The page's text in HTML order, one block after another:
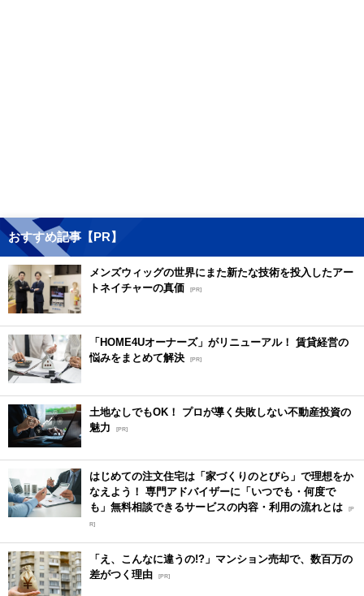
おすすめ記事【PR】
メンズウィッグの世界にまた新たな技術を投入したアー
トネイチャーの真価
[PR]
「HOME4Uオーナーズ」がリニューアル！ 賃貸経営の
悩みをまとめて解決 [PR]
土地なしでもOK！ プロが導く失敗しない不動産投資の
魅力
[PR]
はじめての注文住宅は「家づくりのとびら」で理想をか
なえよう！ 専門アドバイザーに「いつでも・何度で
も」無料相談できるサービスの内容・利用の流れとは [P
R]
「え、こんなに違うの!?」マンション売却で、数百万の
差がつく理由 [PR]